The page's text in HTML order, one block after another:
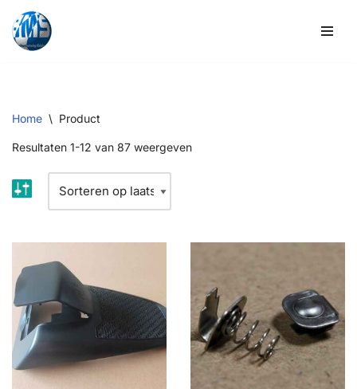
Overslaan
Home \ Product
Resultaten 1-12 van 87 weergeven